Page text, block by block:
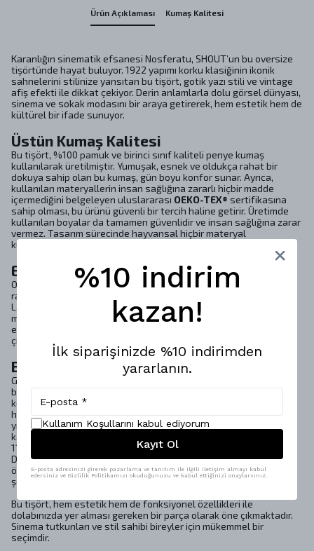
Ürün Açıklaması Kumaş Kalitesi
Karanlığın sinematik efsanesi Nosferatu, SHOUT’un bu oversize
tişörtünde hayat buluyor. 1922 yapımı korku klasiğinin ikonik
sahnelerini stilinize yansıtan bu tişört, gotik yazı stili ve vintage
afiş efekti ile dikkat çekiyor. Derin anlamlarla dolu görsel dünyası,
sinema ve sokak modasını bir araya getirerek, hem estetik hem de
kültürel bir ifade sunuyor.
Üstün Kumaş Kalitesi
Bu tişört, %100 pamuk ve birinci sınıf kaliteli penye kumaş
kullanılarak üretilmiştir. Yumuşak, esnek ve oldukça rahat bir
dokuya sahip olan bu kumaş, gün boyu konfor sunar. Ayrıca,
kullanılan materyallerin insan sağlığına zararlı hiçbir madde
içermediğini belgeleyen uluslararası OEKO-TEX® sertifikasına
sahip olması, bu ürünü güvenli bir tercih haline getirir. Üretimde
kullanılan boyalar da tamamen güvenlidir ve insan sağlığına zarar
vermez. Tasarım sürecinde hayvansal hiçbir materyal
kullanılmamıştır, bu da çevre dostu bir seçenek sunar.
Estetik ve Fonksiyonellik
Oversize kesimi, modern bir görünüm sağlarken, aynı zamanda
rahat bir giyim deneyimi sunar. Farklı beden seçenekleri (XS, S, M,
L, XL, 2XL, 3XL) ile her vücut tipine uygun bir alternatif bulmak
mümkündür. Bu tişört, hem günlük kullanımda hem de özel
etkinliklerde şıklığınızı tamamlayacak bir parça olarak öne
çıkmaktadır.
Bakım Talimatları
Giysilerinin uzun ömürlü olmasını istiyorsanız, onlara iyi
bakmalısınız. Bakım talimatlarına sadık kalmak, hem giysilerinizi
korur hem de su ve enerji tasarrufu yapmanızı sağlar. Makinada
hassas yıkama ile 30ºC’de nazik bir yıkama yaparak giysilerinizi
yıpratmadan temizleyebilirsiniz. Beyazlatıcı kullanmaktan
kaçınarak, rengini ve dokusunu koruyabilirsiniz. Ütüleme işlemini
110ºC’yi aşmadan gerçekleştirerek, kırışıklıkları giderebilirsiniz.
Düşük hızda merdaneli yıkama ile giysilerinizin yıpranmasını
önleyebilir, profesyonel kuru temizleme yöntemleri ile de en iyi
şekilde koruyabilirsiniz.
Bu tişört, hem estetik hem de fonksiyonel özellikleri ile
dolabınızda yer alması gereken bir parça olarak öne çıkmaktadır.
Sinema tutkunları ve stil sahibi bireyler için mükemmel bir
seçimdir.
%10 indirim
kazan!
İlk siparişinizde %10 indirimden
yararlanın.
Kullanım Koşullarını kabul ediyorum
Kayıt Ol
E-posta adresinizi girerek pazarlama ve tanıtım ile ilgili iletişim almayı kabul
edersiniz ve Gizlilik Politikamızı okuduğunuzu ve kabul ettiğinizi onaylarsınız.